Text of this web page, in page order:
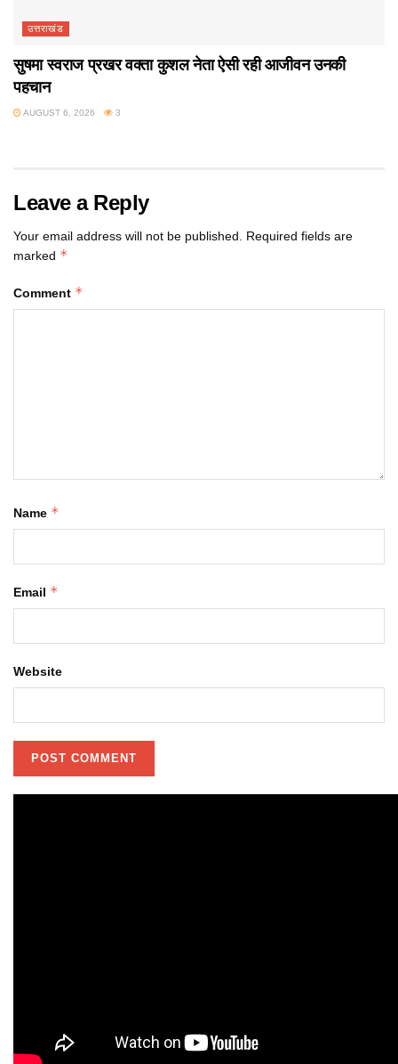
उत्तराखंड
सुषमा स्वराज प्रखर वक्ता कुशल नेता ऐसी रही आजीवन उनकी
पहचान
AUGUST 6, 2026 3
Leave a Reply
Your email address will not be published. Required fields are
marked *
Comment *
Name *
Email *
Website